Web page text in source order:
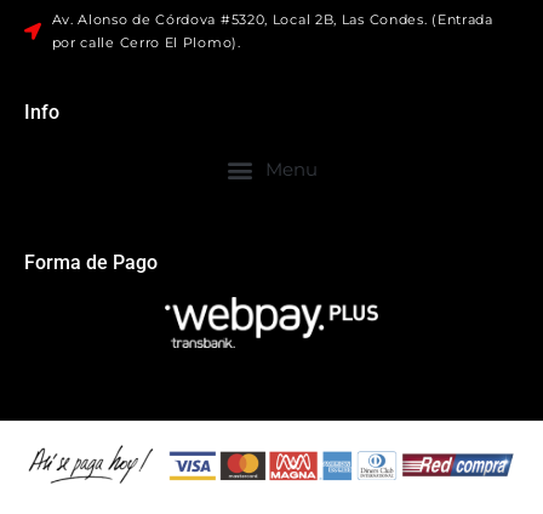
Av. Alonso de Córdova #5320, Local 2B, Las Condes. (Entrada
por calle Cerro El Plomo).
Info
Forma de Pago